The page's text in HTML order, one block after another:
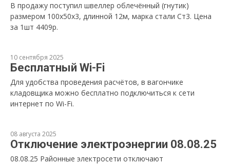
В продажу поступил швеллер облечённый (гнутик)
размером 100х50х3, длинной 12м, марка стали Ст3. Цена
за 1шт 4409р.
10 сентября 2025
Бесплатный Wi-Fi
Для удобства проведения расчётов, в вагончике
кладовщика можно бесплатно подключиться к сети
интернет по Wi-Fi.
08 августа 2025
Отключение электроэнергии 08.08.25
08.08.25 Районные электросети отключают